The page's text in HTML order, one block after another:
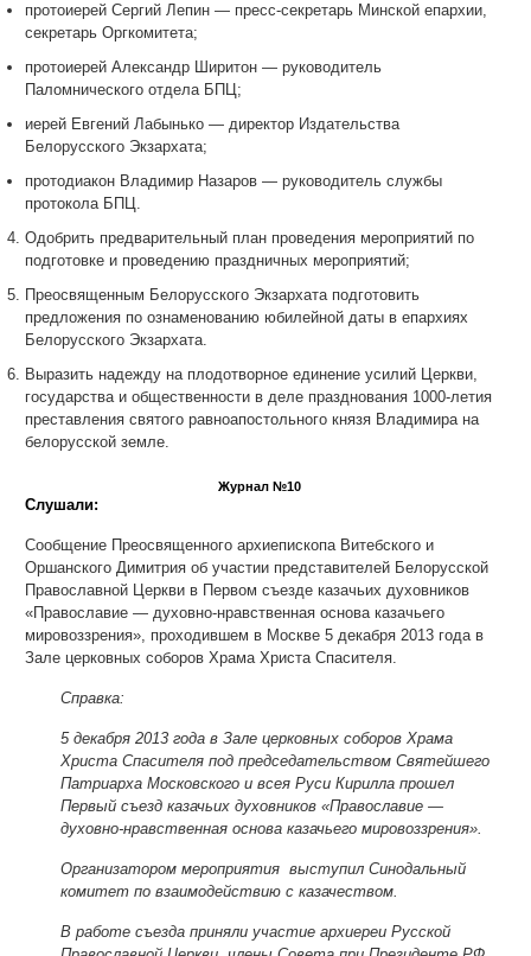
протоиерей Сергий Лепин — пресс-секретарь Минской епархии,
секретарь Оргкомитета;
протоиерей Александр Ширитон — руководитель
Паломнического отдела БПЦ;
иерей Евгений Лабынько — директор Издательства
Белорусского Экзархата;
протодиакон Владимир Назаров — руководитель службы
протокола БПЦ.
Одобрить предварительный план проведения мероприятий по
подготовке и проведению праздничных мероприятий;
Преосвященным Белорусского Экзархата подготовить
предложения по ознаменованию юбилейной даты в епархиях
Белорусского Экзархата.
Выразить надежду на плодотворное единение усилий Церкви,
государства и общественности в деле празднования 1000-летия
преставления святого равноапостольного князя Владимира на
белорусской земле.
Журнал №10
Слушали:
Сообщение Преосвященного архиепископа Витебского и
Оршанского Димитрия об участии представителей Белорусской
Православной Церкви в Первом съезде казачьих духовников
«Православие — духовно-нравственная основа казачьего
мировоззрения», проходившем в Москве 5 декабря 2013 года в
Зале церковных соборов Храма Христа Спасителя.
Справка:
5 декабря 2013 года в Зале церковных соборов Храма
Христа Спасителя под председательством Святейшего
Патриарха Московского и всея Руси Кирилла прошел
Первый съезд казачьих духовников «Православие —
духовно-нравственная основа казачьего мировоззрения».
Организатором мероприятия выступил Синодальный
комитет по взаимодействию с казачеством.
В работе съезда приняли участие архиереи Русской